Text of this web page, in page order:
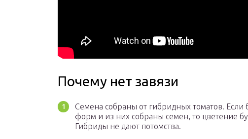
Почему нет завязи
Семена собраны от гибридных томатов.
форм и из них собраны семен, то цветение
Гибриды не дают потомства.